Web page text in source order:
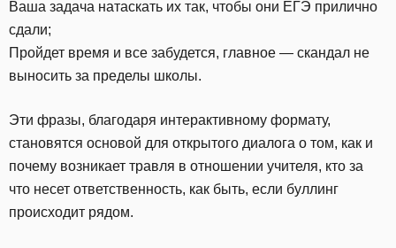
Ваша задача натаскать их так, чтобы они ЕГЭ прилично
сдали;
Пройдет время и все забудется, главное — скандал не
выносить за пределы школы.
Эти фразы, благодаря интерактивному формату,
становятся основой для открытого диалога о том, как и
почему возникает травля в отношении учителя, кто за
что несет ответственность, как быть, если буллинг
происходит рядом.